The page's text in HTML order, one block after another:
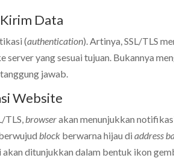
Data
(authentication). Artinya, SSL/TLS
server yang sesuai tujuan. Bukannya
jawab.
Website
browserakan menunjukkan
block berwarna hijau diaddress
ditunjukkan dalam bentuk ikon